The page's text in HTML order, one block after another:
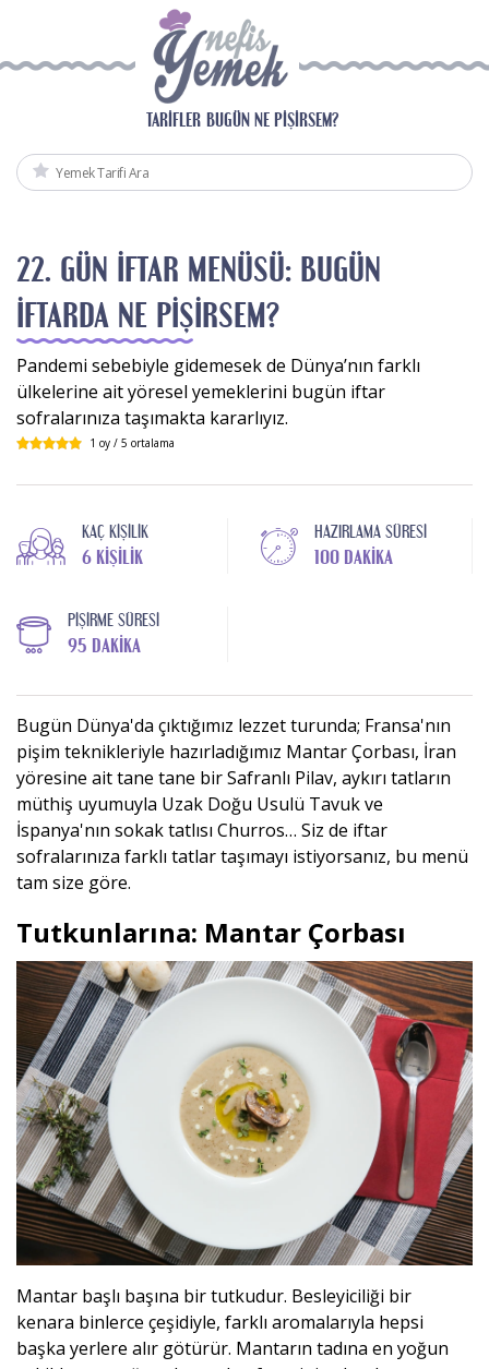
TARIFLER BUGÜN NE PIŞIRSEM?
22. GÜN İFTAR MENÜSÜ: BUGÜN
İFTARDA NE PIŞIRSEM?
Pandemi sebebiyle gidemesek de Dünya’nın farklı
ülkelerine ait yöresel yemeklerini bugün iftar
sofralarınıza taşımakta kararlıyız.
1 oy / 5 ortalama
KAÇ KIŞILIK
6 KIŞILIK
HAZIRLAMA SÜRESI
100 DAKIKA
PIŞIRME SÜRESI
95 DAKIKA
Bugün Dünya'da çıktığımız lezzet turunda; Fransa'nın
pişim teknikleriyle hazırladığımız Mantar Çorbası, İran
yöresine ait tane tane bir Safranlı Pilav, aykırı tatların
müthiş uyumuyla Uzak Doğu Usulü Tavuk ve
İspanya'nın sokak tatlısı Churros… Siz de iftar
sofralarınıza farklı tatlar taşımayı istiyorsanız, bu menü
tam size göre.
Tutkunlarına: Mantar Çorbası
Mantar başlı başına bir tutkudur. Besleyiciliği bir
kenara binlerce çeşidiyle, farklı aromalarıyla hepsi
başka yerlere alır götürür. Mantarın tadına en yoğun